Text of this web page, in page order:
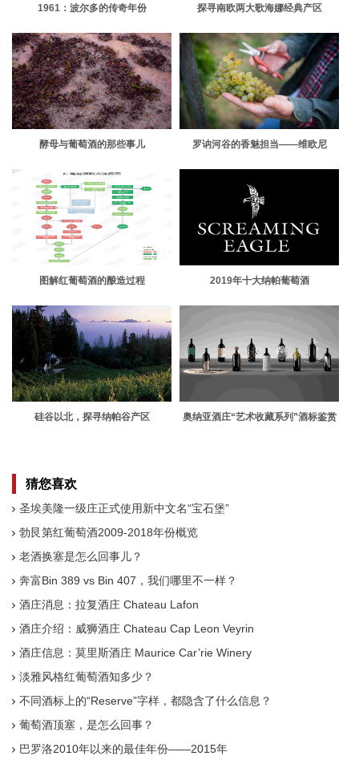
1961：波尔多的传奇年份 探寻南欧两大歌海娜经典产区
酵母与葡萄酒的那些事儿 罗讷河谷的香魅担当——维欧尼
图解红葡萄酒的酿造过程 2019年十大纳帕葡萄酒
硅谷以北，探寻纳帕谷产区 奥纳亚酒庄“艺术收藏系列”酒标鉴赏
猜您喜欢
圣埃美隆一级庄正式使用新中文名“宝石堡”
勃艮第红葡萄酒2009-2018年份概览
老酒换塞是怎么回事儿？
奔富Bin 389 vs Bin 407，我们哪里不一样？
酒庄消息：拉复酒庄 Chateau Lafon
酒庄介绍：威狮酒庄 Chateau Cap Leon Veyrin
酒庄信息：莫里斯酒庄 Maurice Car’rie Winery
淡雅风格红葡萄酒知多少？
不同酒标上的“Reserve”字样，都隐含了什么信息？
葡萄酒顶塞，是怎么回事？
巴罗洛2010年以来的最佳年份——2015年